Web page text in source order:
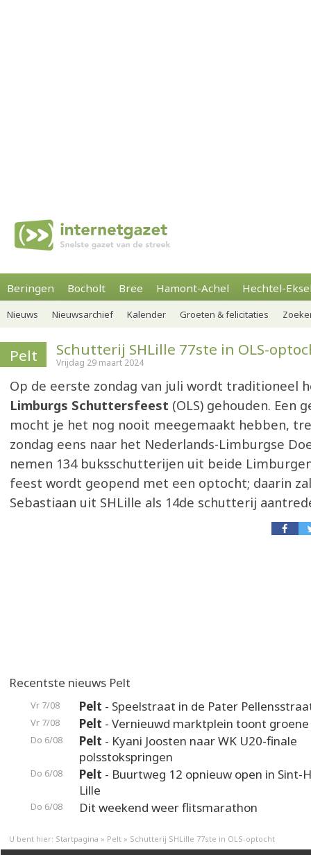
Beringen Bocholt Bree Hamont-Achel Hechtel-
Nieuws Nieuwsarchief Kalender Groeten & felicitaties
Pelt Schutterij SHLille 77ste in OLS-
Vrijdag 29 maart 2024
Op de eerste zondag van juli wordt traditioneel
Limburgs Schuttersfeest (OLS) gehouden. Een
mocht je het nog nooit meegemaakt hebben,
zondag eens naar het Nederlands-Limburgse
nemen 134 buksschutterijen uit beide
feest wordt geopend met een optocht; daarin
Sebastiaan uit SHLille als 14de schutterij
Recentste nieuws Pelt
Vr 7/08 Pelt - Speelstraat in de Pater
Vr 7/08 Pelt - Vernieuwd marktplein toont
Do 6/08 Pelt - Kyani Joosten naar WK U20-finale
polsstokspringen
Do 6/08 Pelt - Buurtweg 12 opnieuw open in Sint-
Lille
Do 6/08 Dit weekend weer flitsmarathon
U bent hier: Startpagina » Pelt » Schutterij SHLille 77ste in OLS-optocht